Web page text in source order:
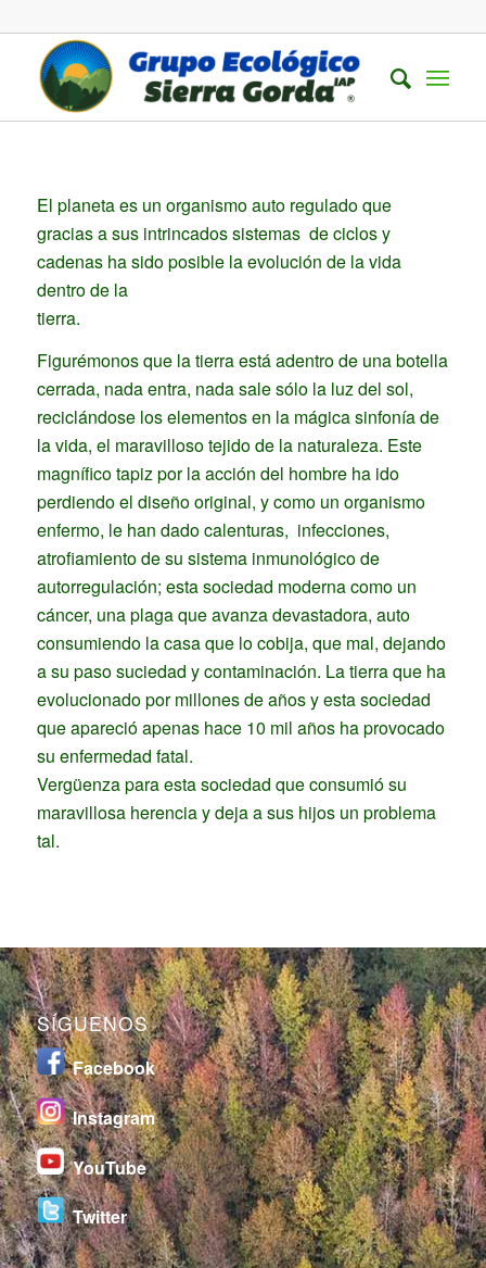
El planeta es un organismo auto regulado que
gracias a sus intrincados sistemas de ciclos y
cadenas ha sido posible la evolución de la vida
dentro de la
Figurémonos que la tierra está adentro de una botella
cerrada, nada entra, nada sale sólo la luz del sol,
reciclándose los elementos en la mágica sinfonía de
la vida, el maravilloso tejido de la naturaleza. Este
magnífico tapiz por la acción del hombre ha ido
perdiendo el diseño original, y como un organismo
enfermo, le han dado calenturas, infecciones,
atrofiamiento de su sistema inmunológico de
autorregulación; esta sociedad moderna como un
cáncer, una plaga que avanza devastadora, auto
consumiendo la casa que lo cobija, que mal, dejando
a su paso suciedad y contaminación. La tierra que ha
evolucionado por millones de años y esta sociedad
que apareció apenas hace 10 mil años ha provocado
su enfermedad fatal.
Vergüenza para esta sociedad que consumió su
maravillosa herencia y deja a sus hijos un problema
tal.
SÍGUENOS
Facebook
Instagram
YouTube
Twitter